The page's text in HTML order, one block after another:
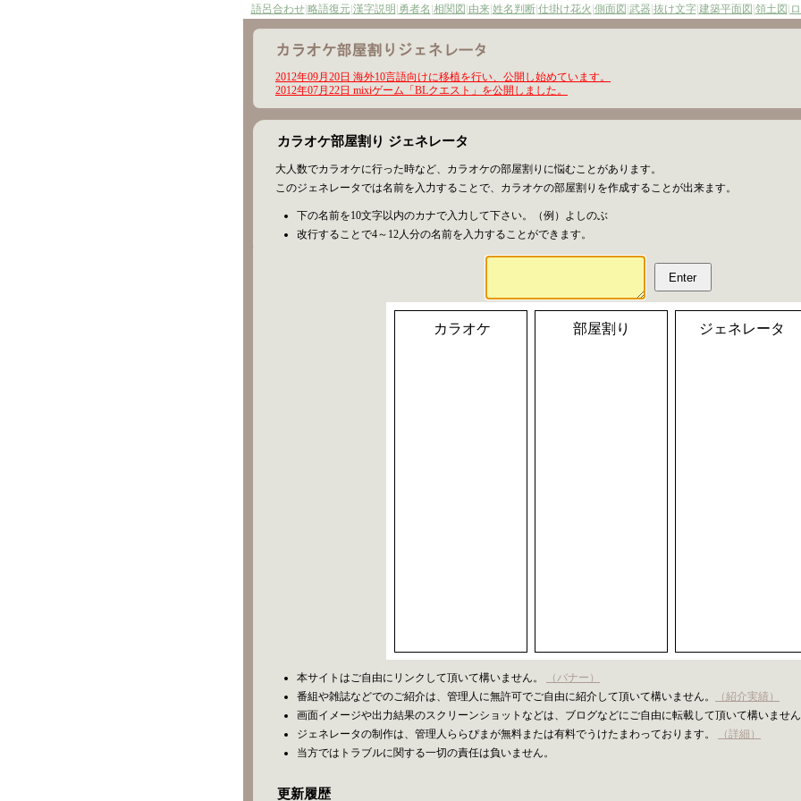
語呂合わせ| 略語復元| 漢字説明 勇者名 相関図 由来| 姓名判断| 仕掛け花火 側面図 武器 抜け文字| 建築平面図 領土図
2012年09月20日 海外10言語向けに移植を行い、公開し始めています。
2012年07月22日 mixiゲーム「BLクエスト」を公開しました。
カラオケ部屋割り ジェネレータ
大人数でカラオケに行った時など、カラオケの部屋割りに悩むことがあります。
このジェネレータでは名前を入力することで、カラオケの部屋割りを作成することが出来ます。
下の名前を10文字以内のカナで入力して下さい。（例）よしのぶ
改行することで4～12人分の名前を入力することができます。
カラオケ 部屋割り ジェネレータ
本サイトはご自由にリンクして頂いて構いません。
（バナー）
番組や雑誌などでのご紹介は、管理人に無許可でご自由に紹介して頂いて構いません。
（紹介実績）
画面イメージや出力結果のスクリーンショットなどは、ブログなどにご自由に転載して頂いて構いませ
ジェネレータの制作は、管理人ららぴまが無料または有料でうけたまわっております。
（詳細）
当方ではトラブルに関する一切の責任は負いません。
更新履歴